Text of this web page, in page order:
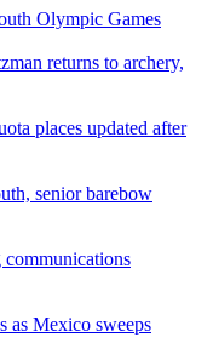
Olympic Games
returns to archery,
places updated after
senior barebow
as Mexico sweeps